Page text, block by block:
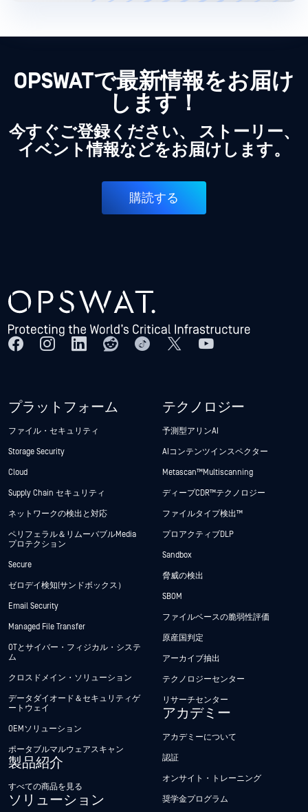
OPSWATで最新情報をお届け
します！
今すぐご登録ください、 ストーリー、
イベント情報などをお届けします。
購読する
プラットフォーム
ファイル・セキュリティ
Storage Security
Cloud
Supply Chain セキュリティ
ネットワークの検出と対応
ペリフェラル＆リムーバブルMedia
プロテクション
Secure
ゼロデイ検知(サンドボックス）
Email Security
Managed File Transfer
OTとサイバー・フィジカル・システ
ム
クロスドメイン・ソリューション
データダイオード＆セキュリティゲ
ートウェイ
OEMソリューション
ポータブルマルウェアスキャン
製品紹介
すべての商品を見る
ソリューション
テクノロジー
予測型アリンAI
AIコンテンツインスペクター
Metascan™ Multiscanning
ディープCDR™テクノロジー
ファイルタイプ検出™
プロアクティブDLP
Sandbox
脅威の検出
SBOM
ファイルベースの脆弱性評価
原産国判定
アーカイブ抽出
テクノロジーセンター
リサーチセンター
アカデミー
アカデミーについて
認証
オンサイト・トレーニング
奨学金プログラム